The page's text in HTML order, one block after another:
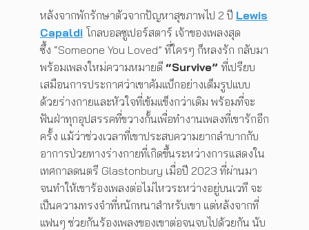
หลังจากพักรักษาตัวจากปัญหาสุขภาพไป 2 ปี Lewis
Capaldi โกลบอลซูเปอร์สตาร์ เจ้าของเพลงสุด
ซึ้ง “Someone You Loved” ที่ใครๆ ก็หลงรัก กลับมา
พร้อมเพลงใหม่ความหมายดี “Survive” ที่เปรียบ
เสมือนการประกาศว่าเขาคัมแบ็กอย่างเต็มรูปแบบ
ด้วยร่างกายและหัวใจที่เข้มแข็งกว่าเดิม พร้อมที่จะ
ฟันฝ่าทุกอุปสรรคที่ขวางกั้นเพื่อทำงานเพลงที่เขารักอีก
ครั้ง แม้ว่าช่วงเวลาที่เขาประสบความยากลำบากกับ
อาการป่วยทางร่างกายที่เกิดขึ้นระหว่างการแสดงใน
เทศกาลดนตรี Glastonbury เมื่อปี 2023 ที่ผ่านมา
จนทำให้เขาร้องเพลงต่อไม่ไหวระหว่างอยู่บนเวที จะ
เป็นความทรงจำที่หนักหนาสำหรับเขา แต่หลังจากที่
แฟนๆ ช่วยกันร้องเพลงของเขาต่อจนจบไปด้วยกัน นับ